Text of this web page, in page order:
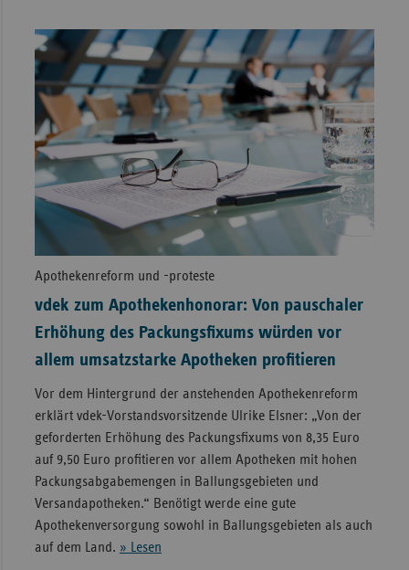
Apothekenreform und -proteste
vdek zum Apothekenhonorar: Von pauschaler
Erhöhung des Packungsfixums würden vor
allem umsatzstarke Apotheken profitieren
Vor dem Hintergrund der anstehenden Apothekenreform
erklärt vdek-Vorstandsvorsitzende Ulrike Elsner: „Von der
geforderten Erhöhung des Packungsfixums von 8,35 Euro
auf 9,50 Euro profitieren vor allem Apotheken mit hohen
Packungsabgabemengen in Ballungsgebieten und
Versandapotheken.“ Benötigt werde eine gute
Apothekenversorgung sowohl in Ballungsgebieten als auch
auf dem Land. » Lesen